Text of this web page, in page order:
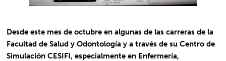
Desde este mes de octubre en algunas de las carreras de la
Facultad de Salud y Odontología y a través de su Centro de
Simulación CESIFI, especialmente en Enfermería,